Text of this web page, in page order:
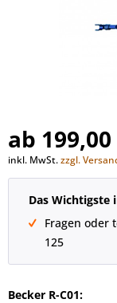
ab
inkl. MwSt.zzgl.
Das Wichtigste
Fragen oder
125
Becker R-C01: